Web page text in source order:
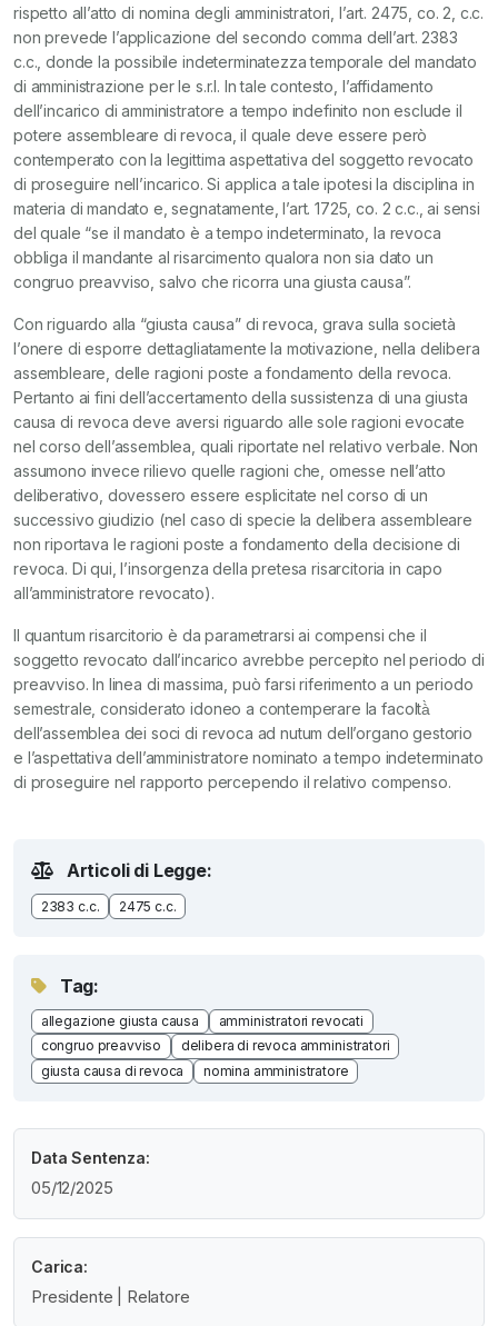
rispetto all’atto di nomina degli amministratori, l’art. 2475, co. 2, c.c.
non prevede l’applicazione del secondo comma dell’art. 2383
c.c., donde la possibile indeterminatezza temporale del mandato
di amministrazione per le s.r.l. In tale contesto, l’affidamento
dell’incarico di amministratore a tempo indefinito non esclude il
potere assembleare di revoca, il quale deve essere però
contemperato con la legittima aspettativa del soggetto revocato
di proseguire nell’incarico. Si applica a tale ipotesi la disciplina in
materia di mandato e, segnatamente, l’art. 1725, co. 2 c.c., ai sensi
del quale “se il mandato è a tempo indeterminato, la revoca
obbliga il mandante al risarcimento qualora non sia dato un
congruo preavviso, salvo che ricorra una giusta causa”.
Con riguardo alla “giusta causa” di revoca, grava sulla società
l’onere di esporre dettagliatamente la motivazione, nella delibera
assembleare, delle ragioni poste a fondamento della revoca.
Pertanto ai fini dell’accertamento della sussistenza di una giusta
causa di revoca deve aversi riguardo alle sole ragioni evocate
nel corso dell’assemblea, quali riportate nel relativo verbale. Non
assumono invece rilievo quelle ragioni che, omesse nell’atto
deliberativo, dovessero essere esplicitate nel corso di un
successivo giudizio (nel caso di specie la delibera assembleare
non riportava le ragioni poste a fondamento della decisione di
revoca. Di qui, l’insorgenza della pretesa risarcitoria in capo
all’amministratore revocato).
Il quantum risarcitorio è da parametrarsi ai compensi che il
soggetto revocato dall’incarico avrebbe percepito nel periodo di
preavviso. In linea di massima, può farsi riferimento a un periodo
semestrale, considerato idoneo a contemperare la facoltà̀
dell’assemblea dei soci di revoca ad nutum dell’organo gestorio
e l’aspettativa dell’amministratore nominato a tempo indeterminato
di proseguire nel rapporto percependo il relativo compenso.
Articoli di Legge:
2383 c.c. 2475 c.c.
Tag:
allegazione giusta causa
amministratori revocati
congruo preavviso
delibera di revoca amministratori
giusta causa di revoca
nomina amministratore
Data Sentenza:
05/12/2025
Carica:
Presidente | Relatore